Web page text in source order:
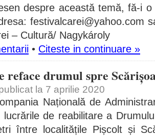
despre această temă, fă-i
festivalcarei@yahoo.com
– Cultură/ Nagykároly
• Citeste in continuare »
reface drumul spre
la 7 aprilie 2020
Națională de
de reabilitare a
între localitățile Pișcolt și